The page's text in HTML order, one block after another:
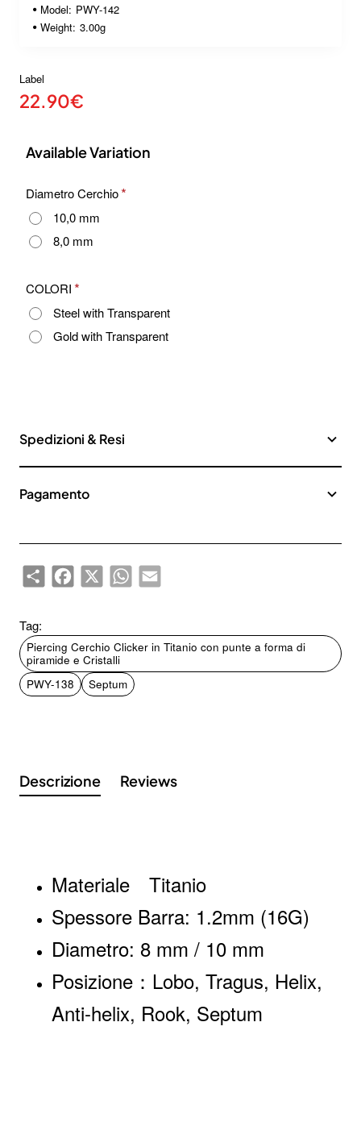
Model: PWY-142
Weight: 3.00g
Label
22.90€
Available Variation
Diametro Cerchio
10,0 mm
8,0 mm
COLORI
Steel with Transparent
Gold with Transparent
Spedizioni & Resi
Pagamento
ShareFacebook
X WhatsAppEmail
Tag:
Piercing Cerchio Clicker in Titanio con punte a forma di
piramide e Cristalli
PWY-138
Septum
Descrizione Reviews
Materiale
Titanio
Spessore Barra: 1.2mm (16G)
Diametro: 8 mm / 10 mm
Posizione：Lobo, Tragus, Helix,
Anti-helix, Rook, Septum